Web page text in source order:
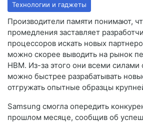
Технологии и гаджеты
Производители памяти понимают,
промедления заставляет
процессоров искать новых
можно скорее выводить на рынок
HBM. Из-за этого они всеми силами
можно быстрее разрабатывать
отгружать опытные образцы
Samsung смогла опередить
прошлом месяце, сообщив об